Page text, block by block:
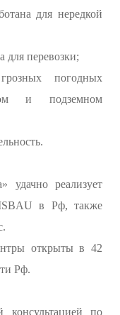
для нередкой
для перевозки;
погодных
и подземном
удачно реализует
в Рф, также
открыты в 42
Рф.
по